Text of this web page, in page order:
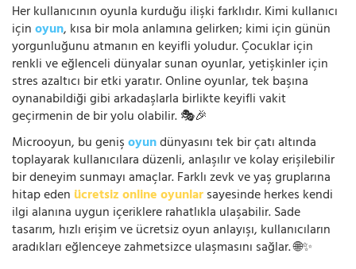
Her kullanıcının oyunla kurduğu ilişki farklıdır. Kimi kullanıcı
içinoyun, kısa bir mola anlamına gelirken; kimi için günün
yorgunluğunu atmanın en keyifli yoludur. Çocuklar için
renkli ve eğlenceli dünyalar sunan oyunlar, yetişkinler için
stres azaltıcı bir etki yaratır. Online oyunlar, tek başına
oynanabildiği gibi arkadaşlarla birlikte keyifli vakit
geçirmenin de bir yolu olabilir. 🎭🎉
Microoyun, bu genişoyundünyasını tek bir çatı altında
toplayarak kullanıcılara düzenli, anlaşılır ve kolay erişilebilir
bir deneyim sunmayı amaçlar. Farklı zevk ve yaş gruplarına
hitap eden ücretsiz online oyunlarsayesinde herkes kendi
ilgi alanına uygun içeriklere rahatlıkla ulaşabilir. Sade
tasarım, hızlı erişim ve ücretsiz oyun anlayışı, kullanıcıların
aradıkları eğlenceye zahmetsizce ulaşmasını sağlar. 🌐✨